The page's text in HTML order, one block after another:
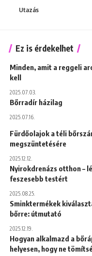
Utazás
Ez is érdekelhet
Minden, amit a reggeli
kell
2025.07.03.
Bőrradír házilag
2025.07.16.
Fürdőolajok a téli
megszüntetésére
2025.12.12.
Nyirokdrenázs otthon –
feszesebb testért
2025.08.25.
Sminktermékek
bőrre: útmutató
2025.12.19.
Hogyan alkalmazd a
helyesen, hogy ne